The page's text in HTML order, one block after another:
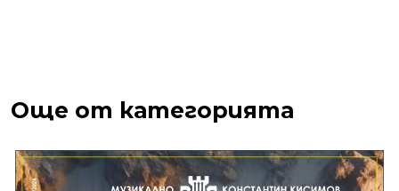
Още от категорията